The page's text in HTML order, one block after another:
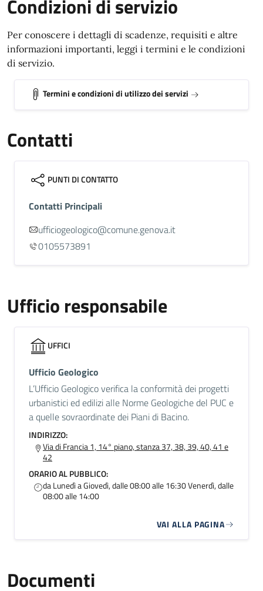
Condizioni di servizio
Per conoscere i dettagli di scadenze, requisiti e altre
informazioni importanti, leggi i termini e le condizioni
di servizio.
Termini e condizioni di utilizzo dei servizi
Contatti
PUNTI DI CONTATTO
Contatti Principali
ufficiogeologico@comune.genova.it
0105573891
Ufficio responsabile
UFFICI
Ufficio Geologico
L’Ufficio Geologico verifica la conformità dei progetti
urbanistici ed edilizi alle Norme Geologiche del PUC e
a quelle sovraordinate dei Piani di Bacino.
INDIRIZZO:
Via di Francia 1, 14° piano, stanza 37, 38, 39, 40, 41 e
42
ORARIO AL PUBBLICO:
da Lunedì a Giovedì, dalle 08:00 alle 16:30 Venerdì, dalle
08:00 alle 14:00
VAI ALLA PAGINA
Documenti